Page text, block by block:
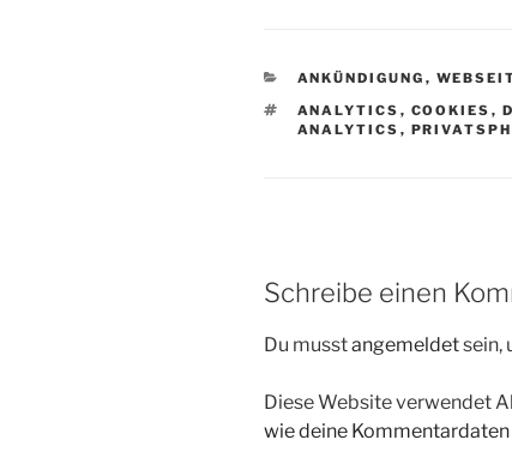
KATEGORIEN
ANKÜNDIGUNG ,
SCHLAGWÖRTER
ANALYTICS , COOKIES ,
ANALYTICS ,
Schreibe einen
Du musstangemeldetsein,
Diese Website verwendet
wie deine